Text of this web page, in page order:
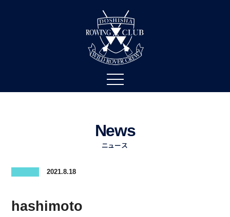
News
ニュース
2021.8.18
hashimoto